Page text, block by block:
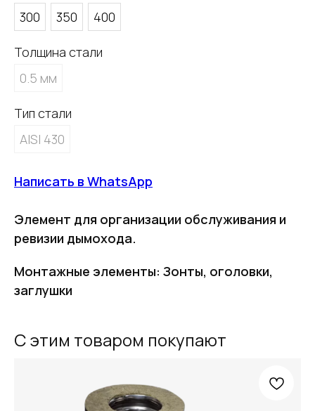
300
350 400
Толщина стали
0.5 мм
Тип стали
AISI 430
Написать в WhatsApp
Элемент для организации обслуживания и
ревизии дымохода.
Монтажные элементы: Зонты, оголовки,
заглушки
С этим товаром покупают